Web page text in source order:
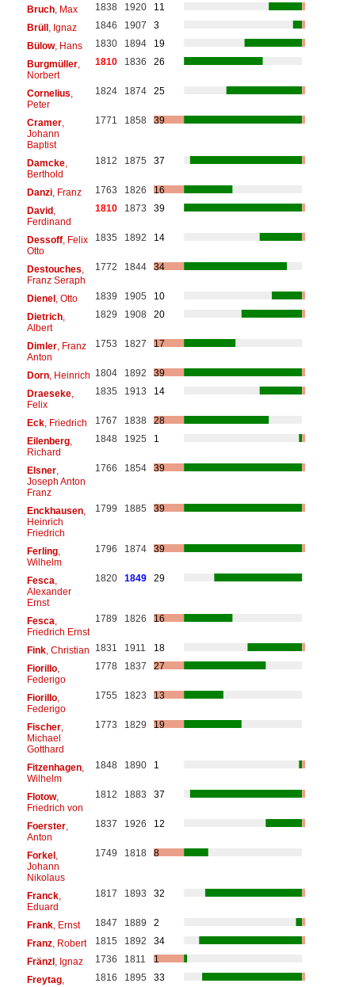
Bruch, Max 1838 1920
11
Brüll, Ignaz 1846 1907
3
Bülow, Hans 1830 1894
19
Burgmüller,
Norbert
1810 1836 26
Cornelius
Peter
1824 1874 25
Cramer,
Johann
Baptist
1771 1858 39
Damcke,
Berthold
1812 1875 37
Danzi, Franz 1763 1826
16
David,
Ferdinand
1810 1873 39
Dessoff, Felix
Otto
1835 1892 14
Destouches
Franz Seraph
1772 1844 34
Dienel, Otto 1839 1905
10
Dietrich,
Albert
1829 1908 20
Dimler, Franz
Anton
1753 1827 17
Dorn, Heinrich 1804 1892
39
Draeseke,
Felix
1835 1913 14
Eck, Friedrich 1767 1838
28
Eilenberg,
Richard
1848 1925 1
Elsner,
Joseph Anton
Franz
1766 1854 39
Enckhausen,
Heinrich
Friedrich
1799 1885 39
Ferling,
Wilhelm
1796 1874 39
Fesca
Alexander
Ernst
1820 1849 29
Fesca
Friedrich Ernst
1789 1826 16
Fink, Christian 1831 1911
18
Fiorillo,
Federigo
1778 1837 27
Fiorillo,
Federigo
1755 1823 13
Fischer,
Michael
Gotthard
1773 1829 19
Fitzenhagen,
Wilhelm
1848 1890 1
Flotow,
Friedrich von
1812 1883 37
Foerster,
Anton
1837 1926 12
Forkel,
Johann
Nikolaus
1749 1818 8
Franck,
Eduard
1817 1893 32
Frank, Ernst 1847 1889
2
Franz, Robert 1815 1892
34
Fränzl, Ignaz 1736 1811
1
Freytag,
1816 1895 33